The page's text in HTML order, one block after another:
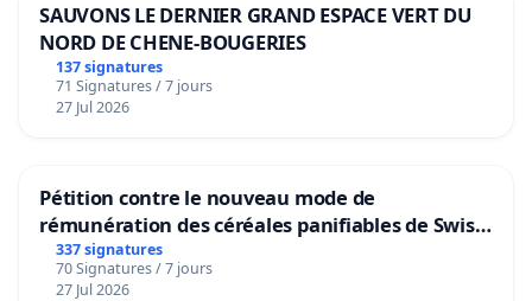
SAUVONS LE DERNIER GRAND ESPACE VERT DU
NORD DE CHENE-BOUGERIES
137 signatures
71 Signatures / 7 jours
27 Jul 2026
Pétition contre le nouveau mode de
rémunération des céréales panifiables de Swiss
granum basé sur la teneur en protéines
337 signatures
70 Signatures / 7 jours
27 Jul 2026